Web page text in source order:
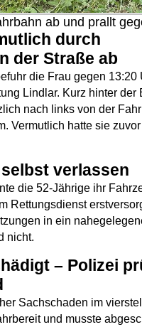
ab und prallt
durch
der Straße ab
die Frau gegen 13:20
Lindlar. Kurz hinter der
nach links von der
Vermutlich hatte sie
verlassen
die 52-Jährige ihr
Rettungsdienst
in ein
nicht.
– Polizei
Sachschaden im
und musste